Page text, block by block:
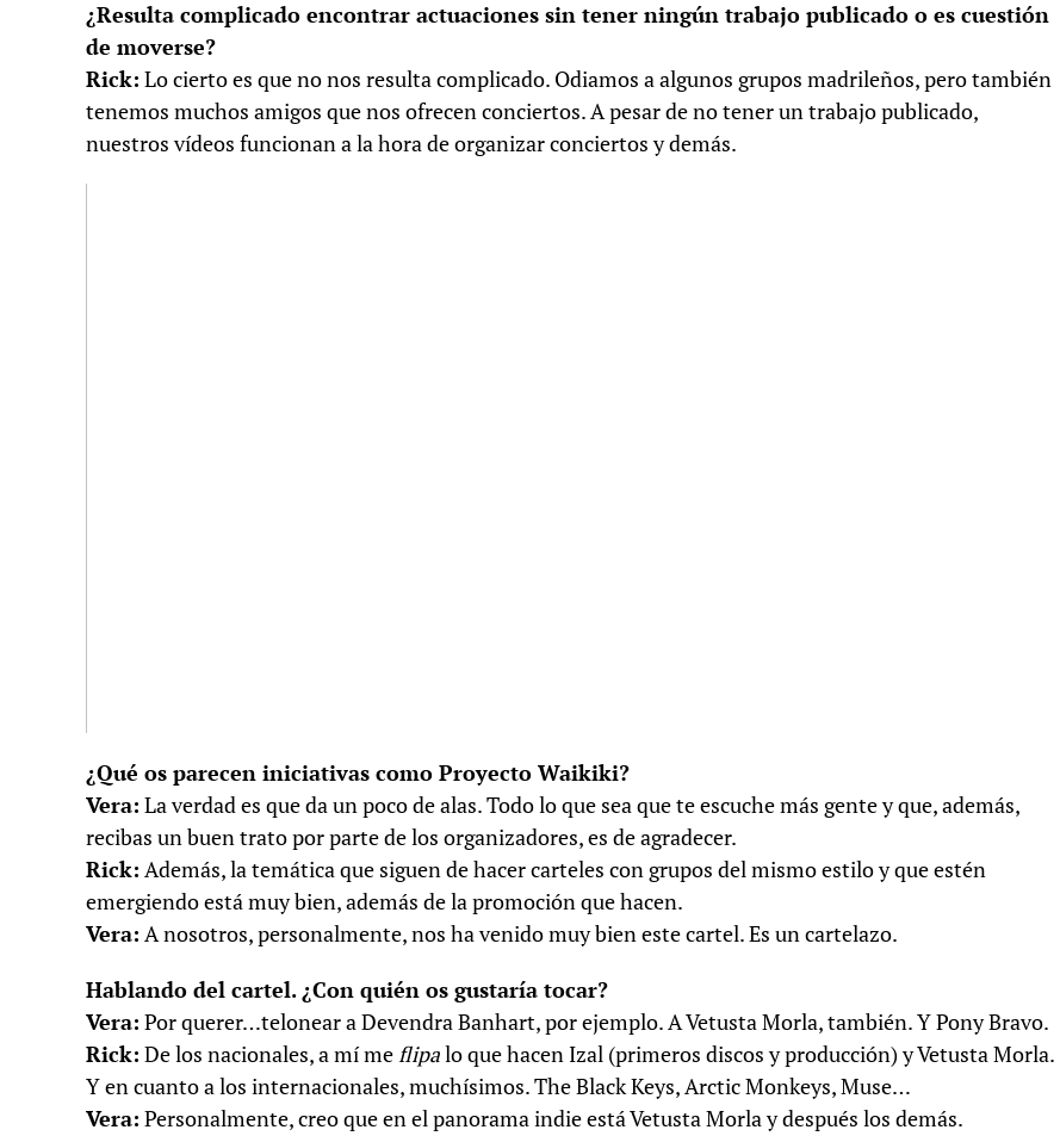
¿Resulta complicado encontrar actuaciones sin tener ningún trabajo publicado o es cuestión
de moverse?
Rick: Lo cierto es que no nos resulta complicado. Odiamos a algunos grupos madrileños, pero también
tenemos muchos amigos que nos ofrecen conciertos. A pesar de no tener un trabajo publicado,
nuestros vídeos funcionan a la hora de organizar conciertos y demás.
¿Qué os parecen iniciativas como Proyecto Waikiki?
Vera: La verdad es que da un poco de alas. Todo lo que sea que te escuche más gente y que, además,
recibas un buen trato por parte de los organizadores, es de agradecer.
Rick: Además, la temática que siguen de hacer carteles con grupos del mismo estilo y que estén
emergiendo está muy bien, además de la promoción que hacen.
Vera: A nosotros, personalmente, nos ha venido muy bien este cartel. Es un cartelazo.
Hablando del cartel. ¿Con quién os gustaría tocar?
Vera: Por querer…telonear a Devendra Banhart, por ejemplo. A Vetusta Morla, también. Y Pony Bravo.
Rick: De los nacionales, a mí meflipalo que hacen Izal (primeros discos y producción) y Vetusta Morla.
Y en cuanto a los internacionales, muchísimos. The Black Keys, Arctic Monkeys, Muse…
Vera: Personalmente, creo que en el panorama indie está Vetusta Morla y después los demás.